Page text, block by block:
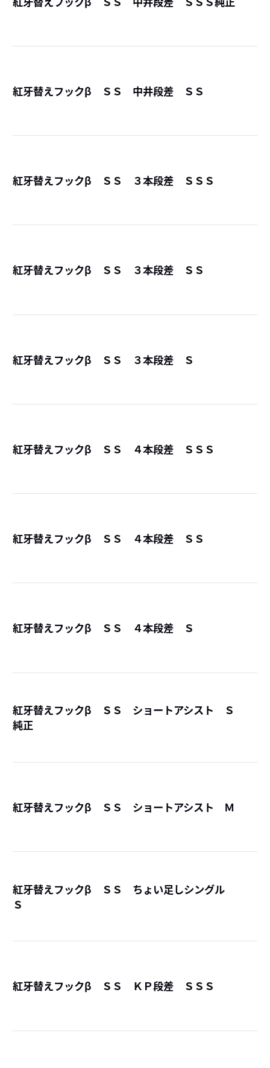
紅牙替えフックβ ＳＳ 中井段差 ＳＳ
紅牙替えフックβ ＳＳ ３本段差 ＳＳＳ
紅牙替えフックβ ＳＳ ３本段差 ＳＳ
紅牙替えフックβ ＳＳ ３本段差 Ｓ
紅牙替えフックβ ＳＳ ４本段差 ＳＳＳ
紅牙替えフックβ ＳＳ ４本段差 ＳＳ
紅牙替えフックβ ＳＳ ４本段差 Ｓ
紅牙替えフックβ ＳＳ ショートアシスト Ｓ
純正
紅牙替えフックβ ＳＳ ショートアシスト Ｍ
紅牙替えフックβ ＳＳ ちょい足しシングル
Ｓ
紅牙替えフックβ ＳＳ ＫＰ段差 ＳＳＳ